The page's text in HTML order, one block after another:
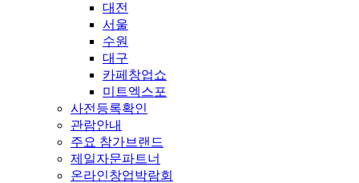
대전
서울
수원
대구
카페창업쇼
미트엑스포
사전등록확인
관람안내
주요 참가브랜드
제일자문파트너
온라인창업박람회